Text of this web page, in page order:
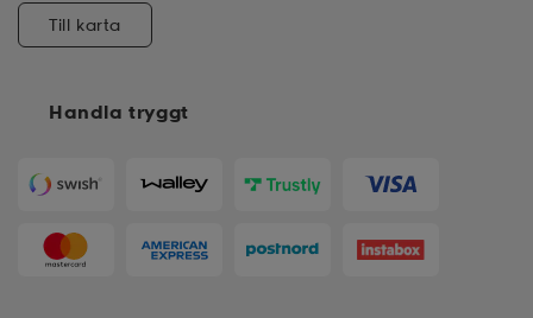
Handla tryggt
Till karta